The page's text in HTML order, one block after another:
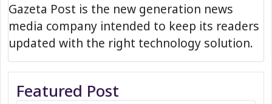
Gazeta Post is the new generation news
media company intended to keep its readers
updated with the right technology solution.
Featured Post